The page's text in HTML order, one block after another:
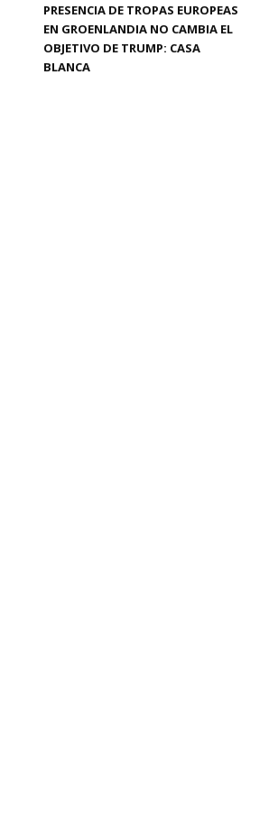
PRESENCIA DE TROPAS EUROPEAS
EN GROENLANDIA NO CAMBIA EL
OBJETIVO DE TRUMP: CASA
BLANCA